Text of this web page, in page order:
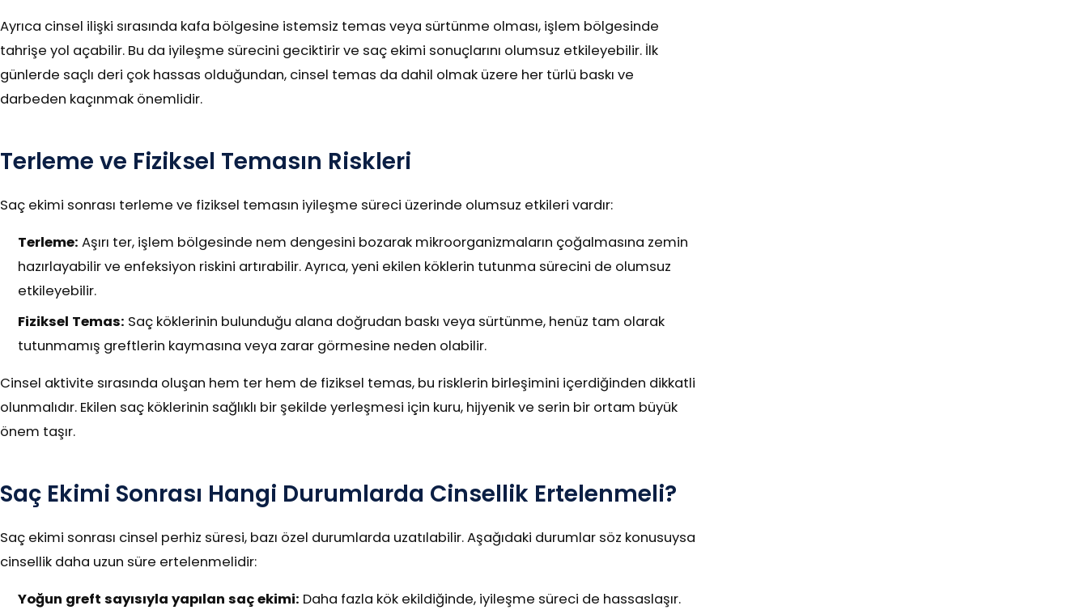
Ayrıca cinsel ilişki sırasında kafa bölgesine istemsiz temas veya sürtünme olması, işlem bölgesinde
tahrişe yol açabilir. Bu da iyileşme sürecini geciktirir ve saç ekimi sonuçlarını olumsuz etkileyebilir. İlk
günlerde saçlı deri çok hassas olduğundan, cinsel temas da dahil olmak üzere her türlü baskı ve
darbeden kaçınmak önemlidir.
Terleme ve Fiziksel Temasın Riskleri
Saç ekimi sonrası terleme ve fiziksel temasın iyileşme süreci üzerinde olumsuz etkileri vardır:
Terleme: Aşırı ter, işlem bölgesinde nem dengesini bozarak mikroorganizmaların çoğalmasına zemin
hazırlayabilir ve enfeksiyon riskini artırabilir. Ayrıca, yeni ekilen köklerin tutunma sürecini de olumsuz
etkileyebilir.
Fiziksel Temas: Saç köklerinin bulunduğu alana doğrudan baskı veya sürtünme, henüz tam olarak
tutunmamış greftlerin kaymasına veya zarar görmesine neden olabilir.
Cinsel aktivite sırasında oluşan hem ter hem de fiziksel temas, bu risklerin birleşimini içerdiğinden dikkatli
olunmalıdır. Ekilen saç köklerinin sağlıklı bir şekilde yerleşmesi için kuru, hijyenik ve serin bir ortam büyük
önem taşır.
Saç Ekimi Sonrası Hangi Durumlarda Cinsellik Ertelenmeli?
Saç ekimi sonrası cinsel perhiz süresi, bazı özel durumlarda uzatılabilir. Aşağıdaki durumlar söz konusuysa
cinsellik daha uzun süre ertelenmelidir:
Yoğun greft sayısıyla yapılan saç ekimi: Daha fazla kök ekildiğinde, iyileşme süreci de hassaslaşır.